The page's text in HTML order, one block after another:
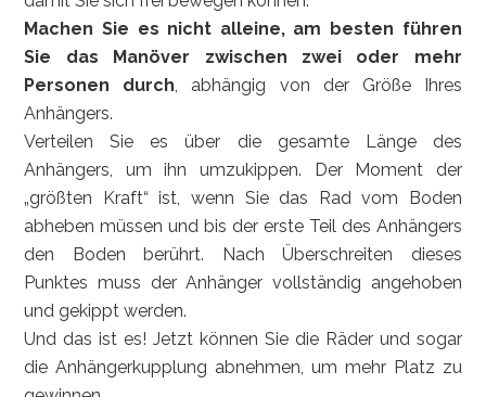
Machen Sie es nicht alleine, am besten führen
Sie das Manöver zwischen zwei oder mehr
Personen durch, abhängig von der Größe Ihres
Anhängers.
Verteilen Sie es über die gesamte Länge des
Anhängers, um ihn umzukippen. Der Moment der
„größten Kraft“ ist, wenn Sie das Rad vom Boden
abheben müssen und bis der erste Teil des Anhängers
den Boden berührt. Nach Überschreiten dieses
Punktes muss der Anhänger vollständig angehoben
und gekippt werden.
Und das ist es! Jetzt können Sie die Räder und sogar
die Anhängerkupplung abnehmen, um mehr Platz zu